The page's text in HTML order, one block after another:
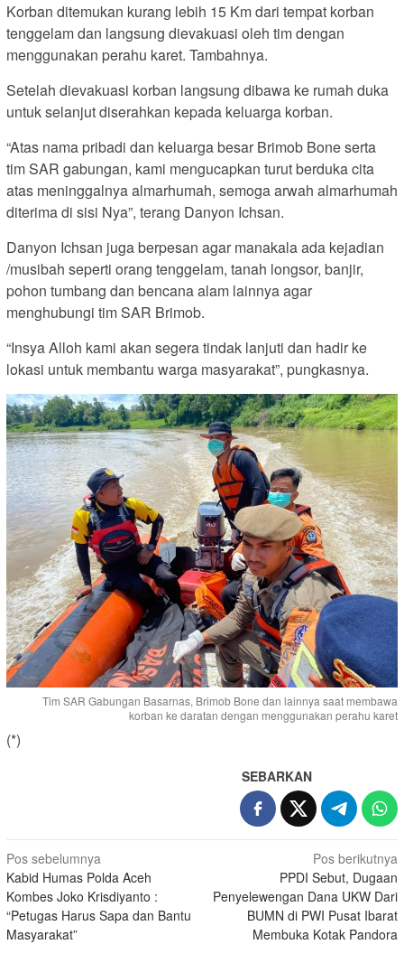
Korban ditemukan kurang lebih 15 Km dari tempat korban
tenggelam dan langsung dievakuasi oleh tim dengan
menggunakan perahu karet. Tambahnya.
Setelah dievakuasi korban langsung dibawa ke rumah duka
untuk selanjut diserahkan kepada keluarga korban.
“Atas nama pribadi dan keluarga besar Brimob Bone serta
tim SAR gabungan, kami mengucapkan turut berduka cita
atas meninggalnya almarhumah, semoga arwah almarhumah
diterima di sisi Nya”, terang Danyon Ichsan.
Danyon Ichsan juga berpesan agar manakala ada kejadian
/musibah seperti orang tenggelam, tanah longsor, banjir,
pohon tumbang dan bencana alam lainnya agar
menghubungi tim SAR Brimob.
“Insya Alloh kami akan segera tindak lanjuti dan hadir ke
lokasi untuk membantu warga masyarakat”, pungkasnya.
Tim SAR Gabungan Basarnas, Brimob Bone dan lainnya saat membawa
korban ke daratan dengan menggunakan perahu karet
(*)
SEBARKAN
Navigasi
pos
Pos sebelumnya
Kabid Humas Polda Aceh
Kombes Joko Krisdiyanto :
“Petugas Harus Sapa dan Bantu
Masyarakat”
Pos berikutnya
PPDI Sebut, Dugaan
Penyelewengan Dana UKW Dari
BUMN di PWI Pusat Ibarat
Membuka Kotak Pandora